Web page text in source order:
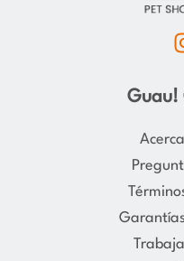
Guau!